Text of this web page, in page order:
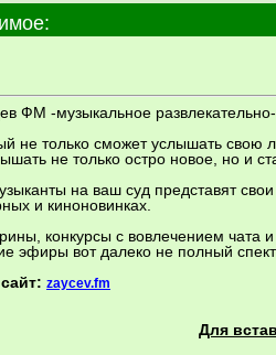
ФМ -музыкальное
не только сможет услышать
не только остро новое, но и
на ваш суд представят
и киноновинках.
конкурсы с вовлечением
эфиры вот далеко не полный
zaycev.fm
Для